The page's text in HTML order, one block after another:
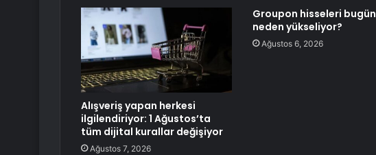
Alışveriş yapan herkesi
ilgilendiriyor: 1 Ağustos’ta
tüm dijital kurallar değişiyor
Ağustos 7, 2026
Groupon hisseleri bugün
neden yükseliyor?
Ağustos 6, 2026